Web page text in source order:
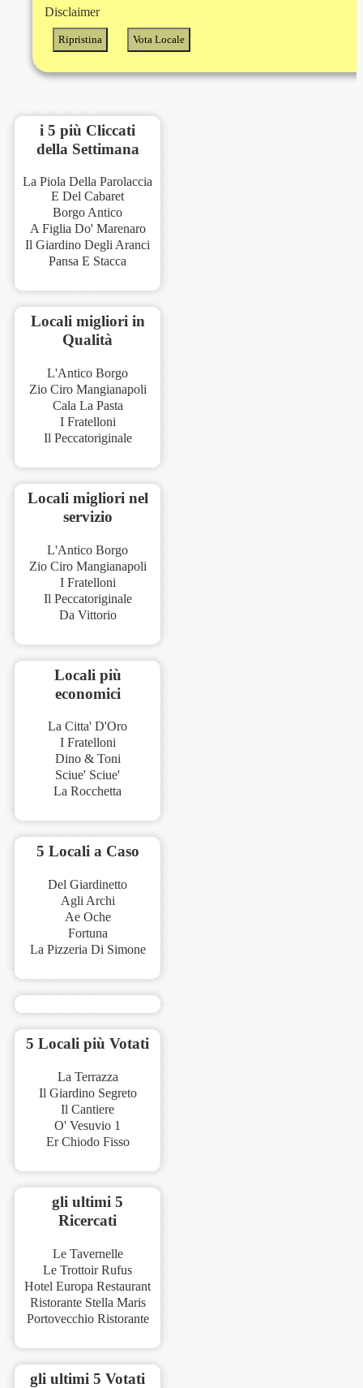
Disclaimer
i 5 più Cliccati
della Settimana
La Piola Della Parolaccia
E Del Cabaret
Borgo Antico
A Figlia Do' Marenaro
Il Giardino Degli Aranci
Pansa E Stacca
Locali migliori in
Qualità
L'Antico Borgo
Zio Ciro Mangianapoli
Cala La Pasta
I Fratelloni
Il Peccatoriginale
Locali migliori nel
servizio
L'Antico Borgo
Zio Ciro Mangianapoli
I Fratelloni
Il Peccatoriginale
Da Vittorio
Locali più
economici
La Citta' D'Oro
I Fratelloni
Dino & Toni
Sciue' Sciue'
La Rocchetta
5 Locali a Caso
Del Giardinetto
Agli Archi
Ae Oche
Fortuna
La Pizzeria Di Simone
5 Locali più Votati
La Terrazza
Il Giardino Segreto
Il Cantiere
O' Vesuvio 1
Er Chiodo Fisso
gli ultimi 5
Ricercati
Le Tavernelle
Le Trottoir Rufus
Hotel Europa Restaurant
Ristorante Stella Maris
Portovecchio Ristorante
gli ultimi 5 Votati